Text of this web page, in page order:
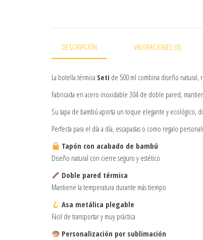
DESCRIPCIÓN VALORACIONES (0)
La botella térmica Seti de 500 ml combina diseño
Fabricada en acero inoxidable 304 de doble pared,
Su tapa de bambú aporta un toque elegante y ecológico,
Perfecta para el día a día, escapadas o como regalo
Tapón con acabado de bambú
Diseño natural con cierre seguro y estético
Doble pared térmica
Mantiene la temperatura durante más tiempo
Asa metálica plegable
Fácil de transportar y muy práctica
Personalización por sublimación